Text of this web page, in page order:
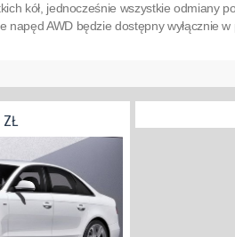
kół, jednocześnie wszystkie odmiany
AWD będzie dostępny wyłącznie w
ZŁ